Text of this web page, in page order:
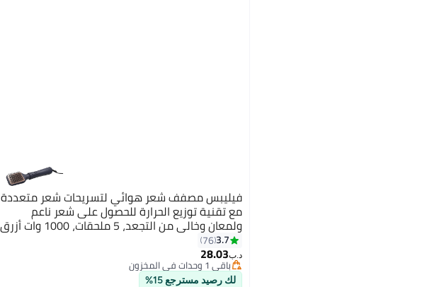
فيليبس مصفف شعر هوائي لتسريحات شعر متعددة
مع تقنية توزيع الحرارة للحصول على شعر ناعم
ولمعان وخالي من التجعد، 5 ملحقات، 1000 وات أزرق
3.7
76
د.ب‏28.03
باقي 1 وحدات في المخزون
باقي 1 وحدات في المخزون
لك رصيد مسترجع 15%